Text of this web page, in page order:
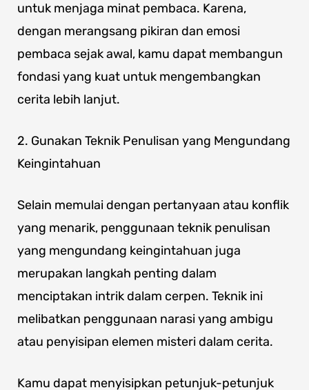
untuk menjaga minat pembaca. Karena,
dengan merangsang pikiran dan emosi
pembaca sejak awal, kamu dapat membangun
fondasi yang kuat untuk mengembangkan
cerita lebih lanjut.
2. Gunakan Teknik Penulisan yang Mengundang
Keingintahuan
Selain memulai dengan pertanyaan atau konflik
yang menarik, penggunaan teknik penulisan
yang mengundang keingintahuan juga
merupakan langkah penting dalam
menciptakan intrik dalam cerpen. Teknik ini
melibatkan penggunaan narasi yang ambigu
atau penyisipan elemen misteri dalam cerita.
Kamu dapat menyisipkan petunjuk-petunjuk